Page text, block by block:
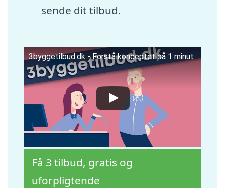
sende dit tilbud.
3byggetilbud.dk - Forstå konceptet på 1 minut
Få 3 tilbud, gratis og
uforpligtende